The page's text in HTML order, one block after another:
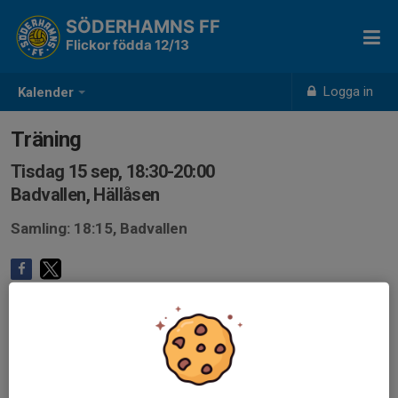
Kalender Logga in
SÖDERHAMNS FF
Flickor födda 12/13
Träning
Tisdag 15 sep, 18:30-20:00
Badvallen, Hällåsen
Samling: 18:15, Badvallen
Anmälan är öppen för lagets medlemmar.